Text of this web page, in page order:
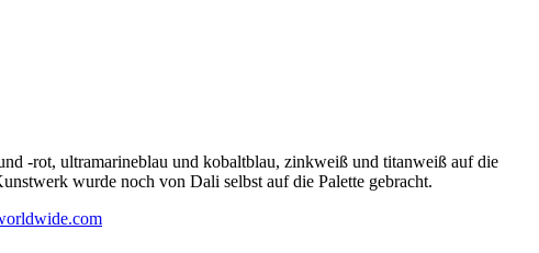
-rot, ultramarineblau und kobaltblau, zinkweiß und titanweiß auf die
wurde noch von Dali selbst auf die Palette gebracht.